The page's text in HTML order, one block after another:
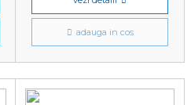
adauga in cos